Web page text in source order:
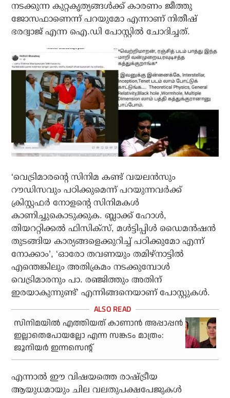
നടക്കുന്ന കുറ്റകൃത്യങ്ങള്‍ക്ക് കാരണം ജീത്തു
ജോസഫാണെന്ന് പറയുമോ എന്നാണ് നിതീഷ്
ഭരദ്വാജ് എന്ന ഐ.ഡി പോസ്റ്റില്‍ ചോദിച്ചത്.
‘വെട്രിമാരന്റെ സിനിമ കണ്ട് വയലന്‍സും
റൗഡിസവും പഠിക്കുമെന്ന് പറയുന്നവര്‍ക്ക്
ക്രിസ്റ്റഫര്‍ നോളന്റെ സിനിമകള്‍
കാണിച്ചുകൊടുക്കുക. ബ്ലാക്ക് ഹോള്‍,
തിയററ്റിക്കല്‍ ഫിസിക്‌സ്, മള്‍ട്ടിപ്പിള്‍ ഡൈമന്‍ഷന്‍
തുടങ്ങിയ കാര്യങ്ങളെക്കുറിച്ച് പഠിക്കുമോ എന്ന്
നോക്കാം’, ‘ഓരോ തവണയും തമിഴ്‌നാട്ടില്‍
എന്തെങ്കിലും അതിക്രമം നടക്കുമ്പോള്‍
വെട്രിമാരനും പാ. രഞ്ജിത്തും അതിന്
ഇരയാകുന്നുണ്ട്’ എന്നിങ്ങനെയാണ് പോസ്റ്റുകള്‍.
സിനിമയില്‍ എത്തിയത് കാണാന്‍ അപ്പാപ്പന്‍
ഇല്ലാതെപോയല്ലോ എന്ന സങ്കടം മാത്രം:
ജൂനിയര്‍ ഇന്നസെന്റ്
എന്നാല്‍ ഈ വിഷയത്തെ രാഷ്ട്രീയ
ആയുധമായും ചില വലതുപക്ഷപേജുകള്‍